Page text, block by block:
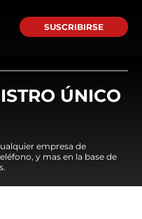
SUSCRIBIRSE
ÚNICO
empresa de
y mas en la base de